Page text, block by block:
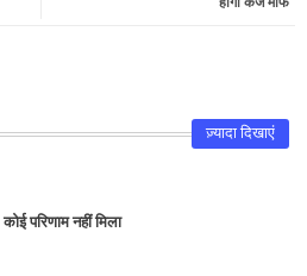
ज़्यादा दिखाएं
कोई परिणाम नहीं मिला